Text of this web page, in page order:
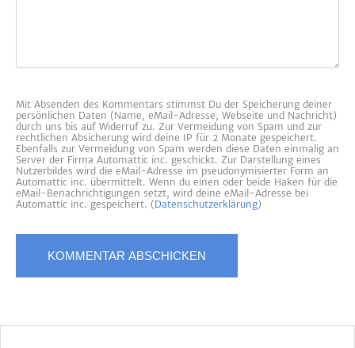
Mit Absenden des Kommentars stimmst Du der Speicherung deiner
persönlichen Daten (Name, eMail-Adresse, Webseite und Nachricht)
durch uns bis auf Widerruf zu. Zur Vermeidung von Spam und zur
rechtlichen Absicherung wird deine IP für 2 Monate gespeichert.
Ebenfalls zur Vermeidung von Spam werden diese Daten einmalig an
Server der Firma Automattic inc. geschickt. Zur Darstellung eines
Nutzerbildes wird die eMail-Adresse im pseudonymisierter Form an
Automattic inc. übermittelt. Wenn du einen oder beide Haken für die
eMail-Benachrichtigungen setzt, wird deine eMail-Adresse bei
Automattic inc. gespeichert. (Datenschutzerklärung)